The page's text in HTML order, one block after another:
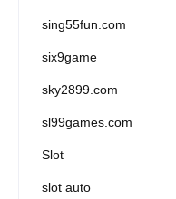
sing55fun.com
six9game
sky2899.com
sl99games.com
Slot
slot auto